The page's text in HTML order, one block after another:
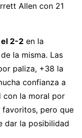
Allen con 21
2-2 en la
la misma. Las
paliza, +38 la
confianza a
con la moral por
favoritos, pero que
dar la posibilidad